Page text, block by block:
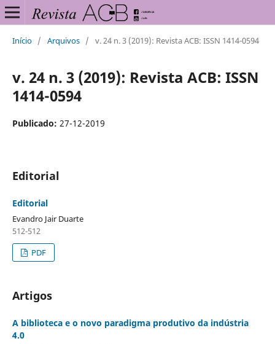
Início / Arquivos / v. 24 n. 3 (2019): Revista ACB: ISSN 1414-0594
v. 24 n. 3 (2019): Revista ACB: ISSN
1414-0594
Publicado: 27-12-2019
Editorial
Editorial
Evandro Jair Duarte
512-512
PDF
Artigos
A biblioteca e o novo paradigma produtivo da indústria
4.0